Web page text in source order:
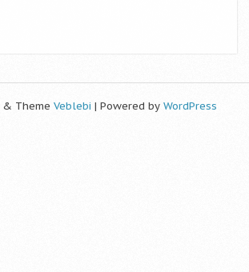
Theme Veblebi | Powered by WordPress